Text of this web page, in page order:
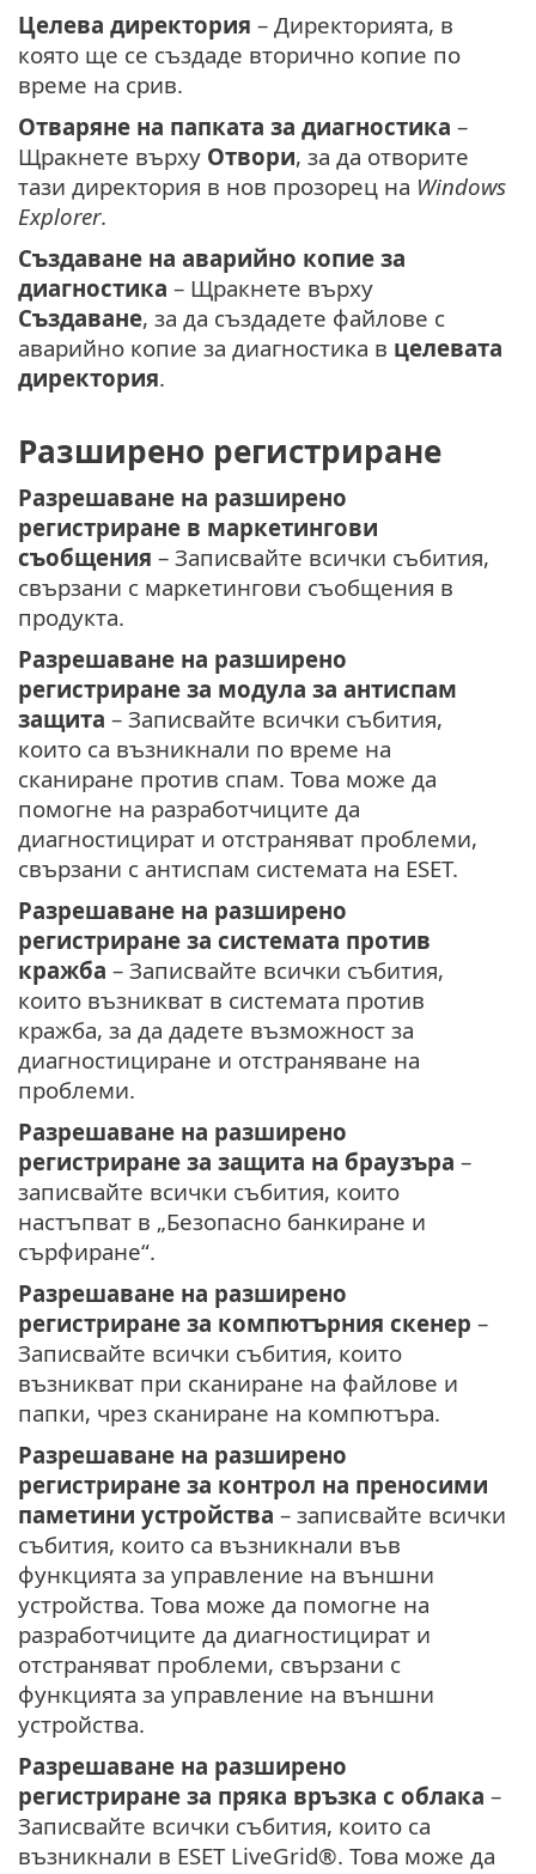
Целева директория – Директорията, в
която ще се създаде вторично копие по
време на срив.
Отваряне на папката за диагностика –
Щракнете върху Отвори, за да отворите
тази директория в нов прозорец на Windows
Explorer.
Създаване на аварийно копие за
диагностика – Щракнете върху
Създаване, за да създадете файлове с
аварийно копие за диагностика в целевата
директория.
Разширено регистриране
Разрешаване на разширено
регистриране в маркетингови
съобщения – Записвайте всички събития,
свързани с маркетингови съобщения в
продукта.
Разрешаване на разширено
регистриране за модула за антиспам
защита – Записвайте всички събития,
които са възникнали по време на
сканиране против спам. Това може да
помогне на разработчиците да
диагностицират и отстраняват проблеми,
свързани с антиспам системата на ESET.
Разрешаване на разширено
регистриране за системата против
кражба – Записвайте всички събития,
които възникват в системата против
кражба, за да дадете възможност за
диагностициране и отстраняване на
проблеми.
Разрешаване на разширено
регистриране за защита на браузъра –
записвайте всички събития, които
настъпват в „Безопасно банкиране и
сърфиране“.
Разрешаване на разширено
регистриране за компютърния скенер –
Записвайте всички събития, които
възникват при сканиране на файлове и
папки, чрез сканиране на компютъра.
Разрешаване на разширено
регистриране за контрол на преносими
паметини устройства – записвайте всички
събития, които са възникнали във
функцията за управление на външни
устройства. Това може да помогне на
разработчиците да диагностицират и
отстраняват проблеми, свързани с
функцията за управление на външни
устройства.
Разрешаване на разширено
регистриране за пряка връзка с облака –
Записвайте всички събития, които са
възникнали в ESET LiveGrid®. Това може да